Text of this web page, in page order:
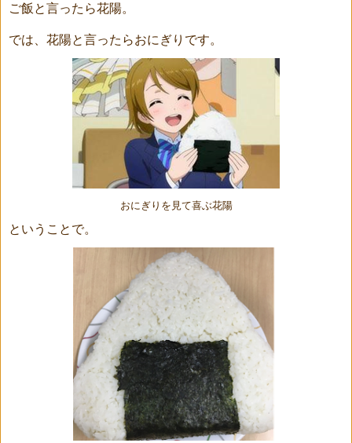
ご飯と言ったら花陽。
では、花陽と言ったらおにぎりです。
おにぎりを見て喜ぶ花陽
ということで。